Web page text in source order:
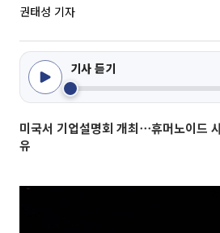
권태성 기자
기사 듣기
미국서 기업설명회 개최⋯휴머노이드
유